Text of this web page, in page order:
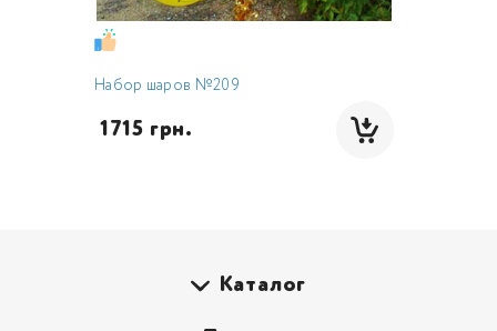
Набор шаров №209
1715 грн.
Каталог